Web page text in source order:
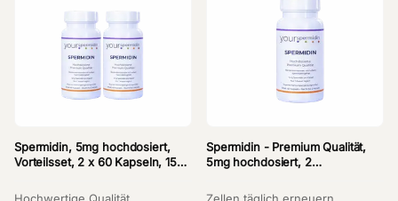
Spermidin, 5mg hochdosiert,
Vorteilsset, 2 x 60 Kapseln, 15%
Spermidin - Premium Qualität,
5mg hochdosiert, 2